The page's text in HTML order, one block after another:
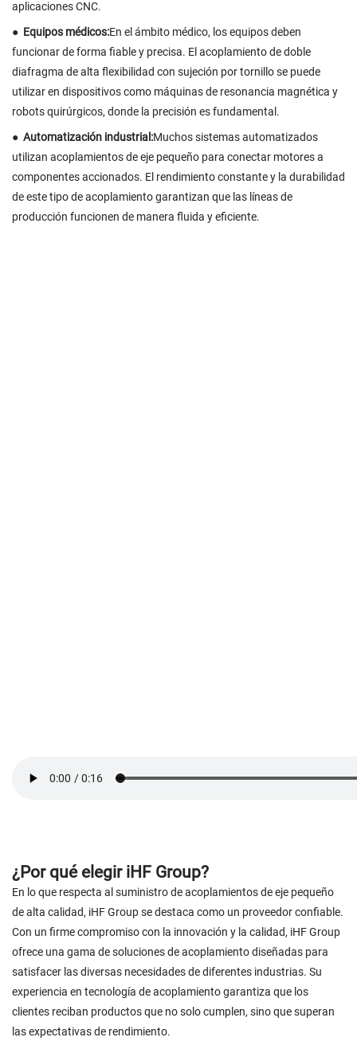
aplicaciones CNC.
● Equipos médicos:En el ámbito médico, los equipos deben
funcionar de forma fiable y precisa. El acoplamiento de doble
diafragma de alta flexibilidad con sujeción por tornillo se puede
utilizar en dispositivos como máquinas de resonancia magnética y
robots quirúrgicos, donde la precisión es fundamental.
● Automatización industrial:Muchos sistemas automatizados
utilizan acoplamientos de eje pequeño para conectar motores a
componentes accionados. El rendimiento constante y la durabilidad
de este tipo de acoplamiento garantizan que las líneas de
producción funcionen de manera fluida y eficiente.
¿Por qué elegir iHF Group?
En lo que respecta al suministro de acoplamientos de eje pequeño
de alta calidad, iHF Group se destaca como un proveedor confiable.
Con un firme compromiso con la innovación y la calidad, iHF Group
ofrece una gama de soluciones de acoplamiento diseñadas para
satisfacer las diversas necesidades de diferentes industrias. Su
experiencia en tecnología de acoplamiento garantiza que los
clientes reciban productos que no solo cumplen, sino que superan
las expectativas de rendimiento.